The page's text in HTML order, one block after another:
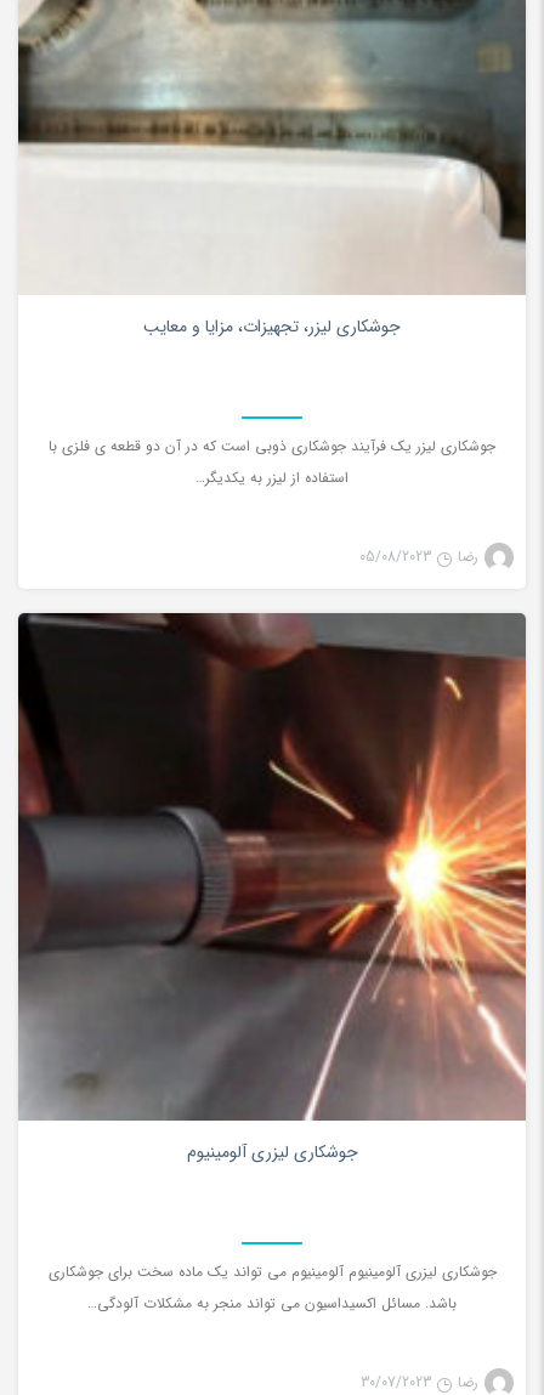
جوشکاری لیزر، تجهیزات، مزایا و معایب
جوشکاری لیزر یک فرآیند جوشکاری ذوبی است که در آن دو قطعه ي فلزی با
استفاده از لیزر به یکدیگر…
رضا 05/08/2023
جوشکاری لیزری آلومینیوم
جوشکاری لیزری آلومینیوم آلومینیوم می تواند یک ماده سخت برای جوشکاری
باشد. مسائل اکسیداسیون می تواند منجر به مشکلات آلودگی…
رضا 30/07/2023